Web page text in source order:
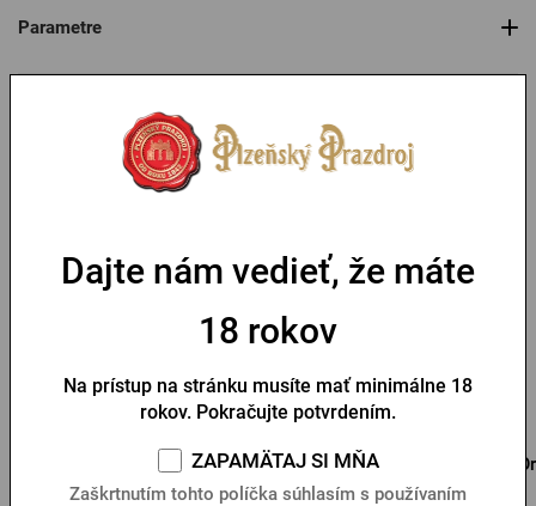
Parametre
Mohlo by sa vám páčiť
Pilsner Urquell originál
zelená mikina s
Flísová mikina Pilsner
Urquell
Dajte nám vedieť, že máte
18 rokov
Na prístup na stránku musíte mať minimálne 18
rokov. Pokračujte potvrdením.
ZAPAMÄTAJ SI MŇA
Zaškrtnutím tohto políčka súhlasím s používaním